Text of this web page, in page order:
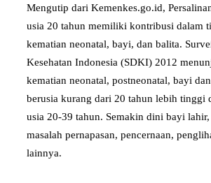
Mengutip dari Kemenkes.go.id,
usia 20 tahun memiliki kontribusi dalam
kematian neonatal, bayi, dan balita.
Kesehatan Indonesia (SDKI) 2012
kematian neonatal, postneonatal, bayi
berusia kurang dari 20 tahun lebih tinggi
usia 20-39 tahun. Semakin dini bayi
masalah pernapasan, pencernaan,
lainnya.